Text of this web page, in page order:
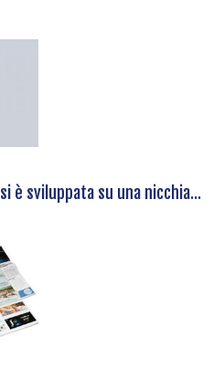
è sviluppata su una nicchia...